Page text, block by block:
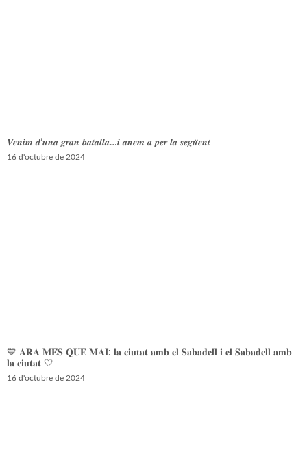
𝑽𝒆𝒏𝒊𝒎 𝒅’𝒖𝒏𝒂 𝒈𝒓𝒂𝒏 𝒃𝒂𝒕𝒂𝒍𝒍𝒂…𝒊 𝒂𝒏𝒆𝒎 𝒂 𝒑𝒆𝒓 𝒍𝒂 𝒔𝒆𝒈𝒖̈𝒆𝒏𝒕
16 d'octubre de 2024
💙 𝐀𝐑𝐀 𝐌𝐄́𝐒 𝐐𝐔𝐄 𝐌𝐀𝐈: 𝐥𝐚 𝐜𝐢𝐮𝐭𝐚𝐭 𝐚𝐦𝐛 𝐞𝐥 𝐒𝐚𝐛𝐚𝐝𝐞𝐥𝐥 𝐢 𝐞𝐥 𝐒𝐚𝐛𝐚𝐝𝐞𝐥𝐥 𝐚𝐦𝐛
𝐥𝐚 𝐜𝐢𝐮𝐭𝐚𝐭 🤍
16 d'octubre de 2024